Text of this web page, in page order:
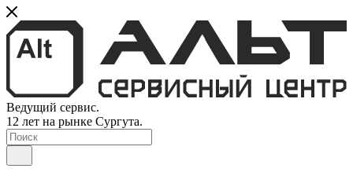
Ведущий сервис.
12 лет на рынке Сургута.